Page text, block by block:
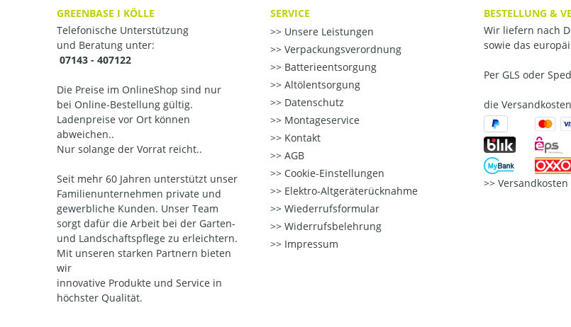
GREENBASE I KÖLLE
Telefonische Unterstützung
und Beratung unter:
07143 - 407122
Die Preise im OnlineShop sind nur
bei Online-Bestellung gültig.
Ladenpreise vor Ort können
abweichen..
Nur solange der Vorrat reicht..
Seit mehr 60 Jahren unterstützt unser
Familienunternehmen private und
gewerbliche Kunden. Unser Team
sorgt dafür die Arbeit bei der Garten-
und Landschaftspflege zu erleichtern.
Mit unseren starken Partnern bieten
wir
innovative Produkte und Service in
höchster Qualität.
SERVICE
Unsere Leistungen
Verpackungsverordnung
Batterieentsorgung
Altölentsorgung
Datenschutz
Montageservice
Kontakt
AGB
Cookie-Einstellungen
Elektro-Altgeräterücknahme
Wiederrufsformular
Widerrufsbelehrung
Impressum
BESTELLUNG &
Wir liefern nach
sowie das
Per GLS oder
die